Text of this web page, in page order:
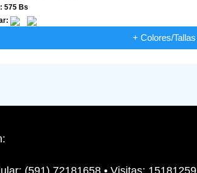
575 Bs
+ Colores/Tallas